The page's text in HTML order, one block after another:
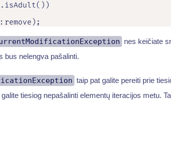
nes keičiate
bus nelengva pašalinti.
taip pat galite pereiti prie
tiesiog nepašalinti elementų iteracijos metu.